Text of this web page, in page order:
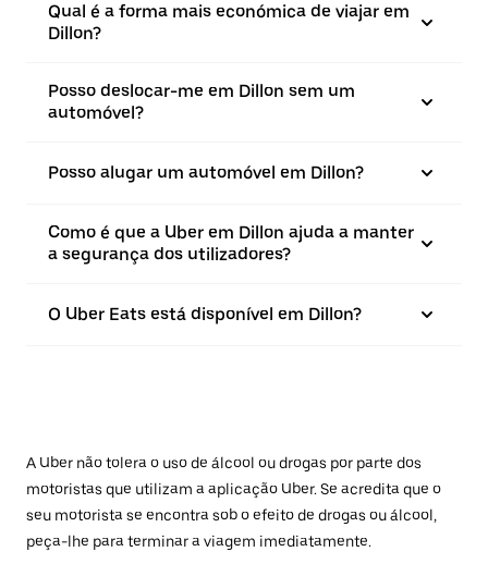
Qual é a forma mais económica de viajar em
Dillon?
Posso deslocar-me em Dillon sem um
automóvel?
Posso alugar um automóvel em Dillon?
Como é que a Uber em Dillon ajuda a manter
a segurança dos utilizadores?
O Uber Eats está disponível em Dillon?
A Uber não tolera o uso de álcool ou drogas por parte dos
motoristas que utilizam a aplicação Uber. Se acredita que o
seu motorista se encontra sob o efeito de drogas ou álcool,
peça-lhe para terminar a viagem imediatamente.